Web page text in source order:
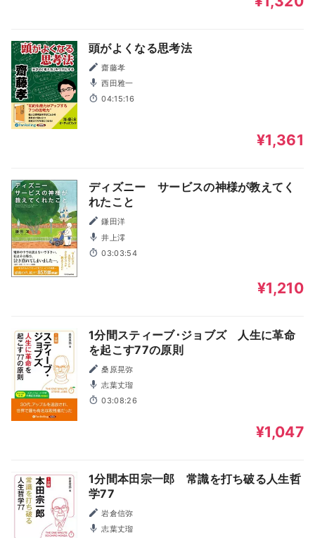
頭がよくなる思考法
齋藤孝
西田雅一
04:15:16
¥1,361
ディズニー サービスの神様が教えてく
れたこと
鎌田洋
井上澪
03:03:54
¥1,210
1分間スティーブ･ジョブズ 人生に革命
を起こす77の原則
桑原晃弥
志葉丈瑠
03:08:26
¥1,047
1分間本田宗一郎 常識を打ち破る人生哲
学77
岩倉信弥
志葉丈瑠